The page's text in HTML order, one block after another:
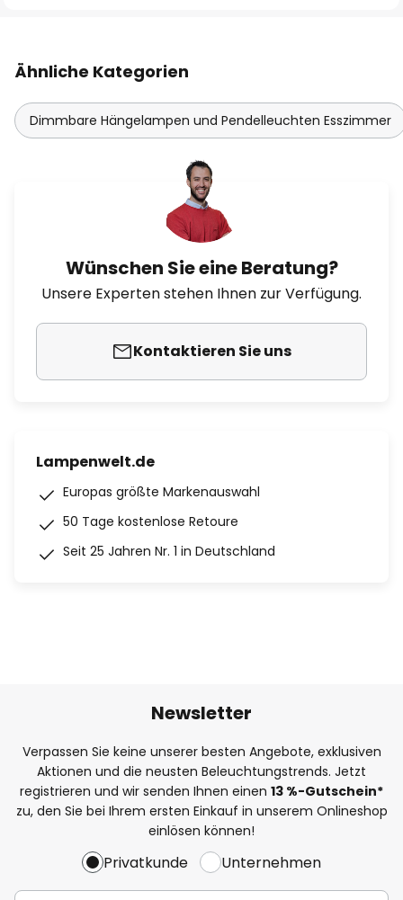
Ähnliche Kategorien
Dimmbare Hängelampen und Pendelleuchten Esszimmer
Wünschen Sie eine Beratung?
Unsere Experten stehen Ihnen zur Verfügung.
Kontaktieren Sie uns
Lampenwelt.de
Europas größte Markenauswahl
50 Tage kostenlose Retoure
Seit 25 Jahren Nr. 1 in Deutschland
Newsletter
Verpassen Sie keine unserer besten Angebote, exklusiven
Aktionen und die neusten Beleuchtungstrends. Jetzt
registrieren und wir senden Ihnen einen 13 %-Gutschein*
zu, den Sie bei Ihrem ersten Einkauf in unserem Onlineshop
einlösen können!
Privatkunde Unternehmen